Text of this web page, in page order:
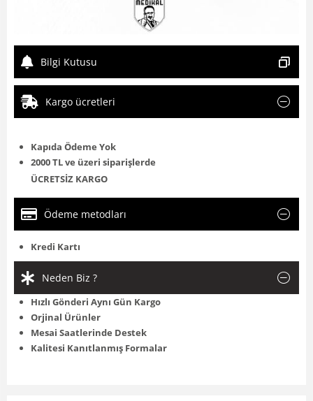
Bilgi Kutusu
Kargo ücretleri
Kapıda Ödeme Yok
2000 TL ve üzeri siparişlerde
ÜCRETSİZ KARGO
Ödeme metodları
Kredi Kartı
Neden Biz ?
Hızlı Gönderi Aynı Gün Kargo
Orjinal Ürünler
Mesai Saatlerinde Destek
Kalitesi Kanıtlanmış Formalar